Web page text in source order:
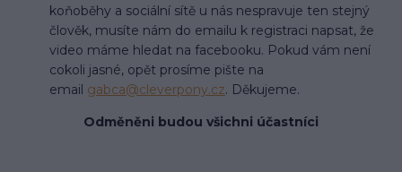
koňoběhy a sociální sítě u nás nespravuje ten stejný
člověk, musíte nám do emailu k registraci napsat, že
video máme hledat na facebooku. Pokud vám není
cokoli jasné, opět prosíme pište na
email gabca@cleverpony.cz. Děkujeme.
Odměněni budou všichni účastníci